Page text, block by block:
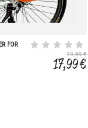
FOR
19,99 €
17,99 €